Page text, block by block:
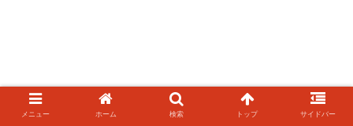
メニュー ホーム 検索 トップ サイドバー